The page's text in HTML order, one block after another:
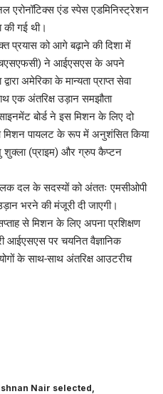
एंड स्पेस एडमिनिस्ट्रेशन
की गई थी।
प्रयास को आगे बढ़ाने की दिशा में
ने आईएसएस के अपने
अमेरिका के मान्यता प्राप्त सेवा
एक अंतरिक्ष उड़ान समझौता
बोर्ड ने इस मिशन के लिए दो
मिशन पायलट के रूप में अनुशंसित किया
शुक्ला (प्राइम) और ग्रुप कैप्टन
दल के सदस्यों को अंततः एमसीओपी
भरने की मंजूरी दी जाएगी।
से मिशन के लिए अपना प्रशिक्षण
आईएसएस पर चयनित वैज्ञानिक
के साथ-साथ अंतरिक्ष आउटरीच
Nair selected